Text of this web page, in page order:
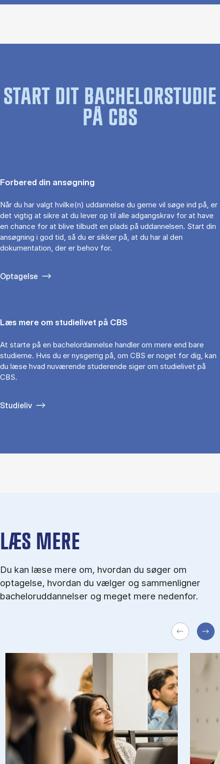
START DIT BACHELORSTUDIE
PÅ CBS
Forbered din ansøgning
Når du har valgt hvilke(n) uddannelse du gerne vil søge ind på, er
det vigtig at sikre at du lever op til alle adgangskrav for at have
en chance for at blive tilbudt en plads på uddannelsen. Start din
ansøgning i god tid, så du er sikker på, at du har al den
dokumentation, der er behov for.
Optagelse
Læs mere om studielivet på CBS
At starte på en bachelordannelse handler om mere end bare
studierne. Hvis du er nysgerrig på, om CBS er noget for dig, kan
du læse hvad nuværende studerende siger om studielivet på
CBS.
Studieliv
LÆS MERE
Du kan læse mere om, hvordan du søger om
optagelse, hvordan du vælger og sammenligner
bacheloruddannelser og meget mere nedenfor.